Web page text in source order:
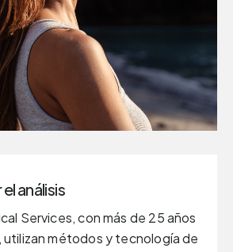
análisis
Services, con más de 25 años
utilizan métodos y tecnología de